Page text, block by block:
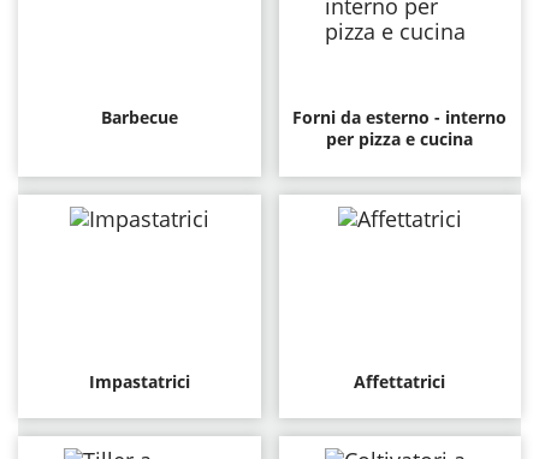
Barbecue
Forni da esterno - interno
per pizza e cucina
Impastatrici Affettatrici